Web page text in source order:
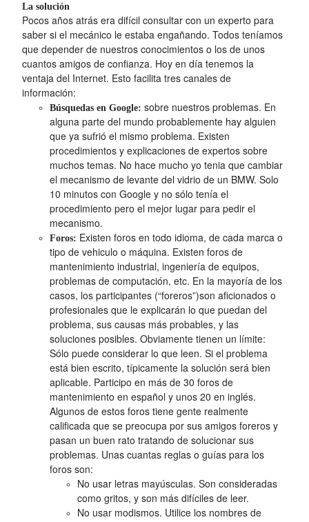
La solución
Pocos años atrás era difícil consultar con un experto para
saber si el mecánico le estaba engañando. Todos teníamos
que depender de nuestros conocimientos o los de unos
cuantos amigos de confianza. Hoy en día tenemos la
ventaja del Internet. Esto facilita tres canales de
información:
Búsquedas en Google: sobre nuestros problemas. En
alguna parte del mundo probablemente hay alguien
que ya sufrió el mismo problema. Existen
procedimientos y explicaciones de expertos sobre
muchos temas. No hace mucho yo tenia que cambiar
el mecanismo de levante del vidrio de un BMW. Solo
10 minutos con Google y no sólo tenía el
procedimiento pero el mejor lugar para pedir el
mecanismo.
Foros: Existen foros en todo idioma, de cada marca o
tipo de vehiculo o máquina. Existen foros de
mantenimiento industrial, ingeniería de equipos,
problemas de computación, etc. En la mayoría de los
casos, los participantes (“foreros”)son aficionados o
profesionales que le explicarán lo que puedan del
problema, sus causas más probables, y las
soluciones posibles. Obviamente tienen un límite:
Sólo puede considerar lo que leen. Si el problema
está bien escrito, típicamente la solución será bien
aplicable. Participo en más de 30 foros de
mantenimiento en español y unos 20 en inglés.
Algunos de estos foros tiene gente realmente
calificada que se preocupa por sus amigos foreros y
pasan un buen rato tratando de solucionar sus
problemas. Unas cuantas reglas o guías para los
foros son:
No usar letras mayúsculas. Son consideradas
como gritos, y son más difíciles de leer.
No usar modismos. Utilice los nombres de